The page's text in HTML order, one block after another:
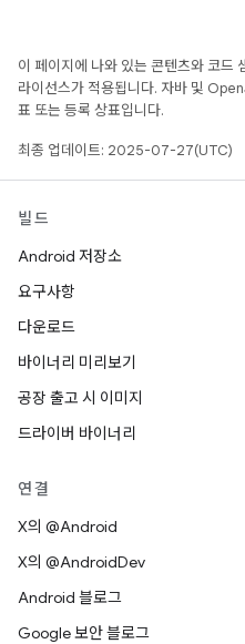
이 페이지에 나와 있는 콘텐츠와 코드
라이선스가 적용됩니다. 자바 및
표 또는 등록 상표입니다.
최종 업데이트: 2025-07-27(UTC)
빌드
Android 저장소
요구사항
다운로드
바이너리 미리보기
공장 출고 시 이미지
드라이버 바이너리
연결
X의 @Android
X의 @AndroidDev
Android 블로그
Google 보안 블로그